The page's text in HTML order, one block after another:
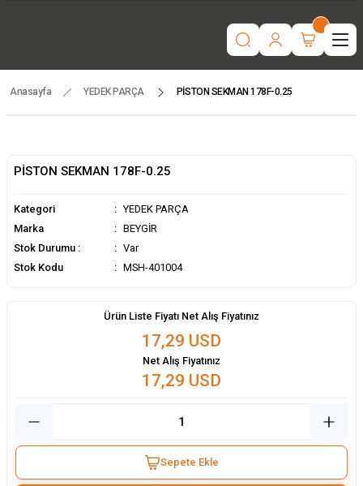
geneli hızlı teslimat.”
İşcinin nefesi , Makinanın Kuvveti ! MSH MAKİNA
Beygir 3+1 Çapa Makinası ile artık yorulmak yok !
Tüm yedek parçalarda ithalat fiyatları, fırsatlardan yararlanmak için
temsilcinizle iletişime geçin!
Anasayfa YEDEK PARÇA PİSTON SEKMAN 178F-0.25
PİSTON SEKMAN 178F-0.25
Kategori
YEDEK PARÇA
Marka
BEYGİR
Stok Durumu :
Var
Stok Kodu
MSH-401004
Ürün Liste Fiyatı Net Alış Fiyatınız
17,29 USD
Net Alış Fiyatınız
17,29 USD
Sepete Ekle